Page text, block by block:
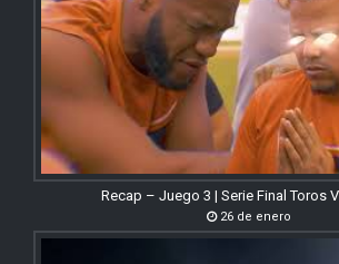
Recap – Juego 3 | Serie Final Toros
26 de enero